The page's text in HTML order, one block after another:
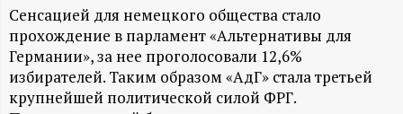
н
ф
Сенсацией для немецкого общества стало
прохождение в парламент «Альтернативы для
Германии», за нее проголосовали 12,6%
избирателей. Таким образом «АдГ» стала третьей
крупнейшей политической силой ФРГ.